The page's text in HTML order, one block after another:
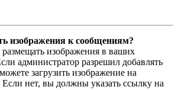
изображения к сообщениям?
изображения в ваших
администратор разрешил добавлять
загрузить изображение на
нет, вы должны указать ссылку на